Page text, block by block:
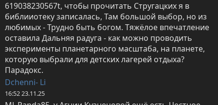
619038230567t, чтобы прочитать Стругацких я в
библииотеку записалась, Там большой выбор, но из
любимых - Трудно быть богом. Тяжёлое впечатление
оставила Дальняя радуга - как можно проводить
эксперименты планетарного масштаба, на планете,
которую выбрали для детских лагерей отдыха?
Парадокс.
Dchenni- Li
16:52 23.11.25